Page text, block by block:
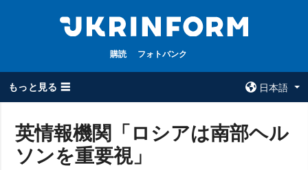
購読 フォトバンク
もっと見る ☰
日本語
全てのトピック
英情報機関「ロシアは南部ヘル
ソンを重要視」